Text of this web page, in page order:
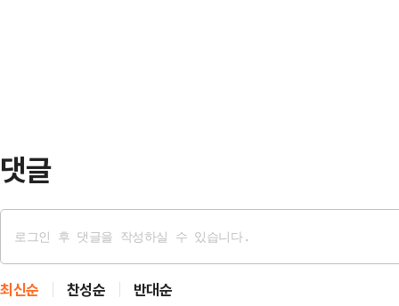
댓글
최신순 찬성순 반대순